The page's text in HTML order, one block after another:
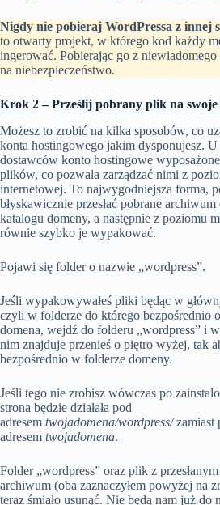
Nigdy nie pobieraj WordPressa z innej
to otwarty projekt, w którego kod każdy
ingerować. Pobierając go z niewiadomego
na niebezpieczeństwo.
Krok 2 – Prześlij pobrany plik na
Możesz to zrobić na kilka sposobów, co
konta hostingowego jakim dysponujesz.
dostawców konto hostingowe
plików, co pozwala zarządzać nimi z
internetowej. To najwygodniejsza forma,
błyskawicznie przesłać pobrane archiwum
katalogu domeny, a następnie z poziomu
równie szybko je wypakować.
Pojawi się folder o nazwie „wordpress”.
Jeśli wypakowywałeś pliki będąc w
czyli w folderze do którego bezpośrednio
domena, wejdź do folderu „wordpress” i
nim znajduje przenieś o piętro wyżej, tak
bezpośrednio w folderze domeny.
Jeśli tego nie zrobisz wówczas po
strona będzie działała pod
adresem twojadomena/wordpress/zamiast
adresem twojadomena.
Folder „wordpress” oraz plik z
archiwum (oba zaznaczyłem powyżej na
teraz śmiało usunąć. Nie będą nam już do